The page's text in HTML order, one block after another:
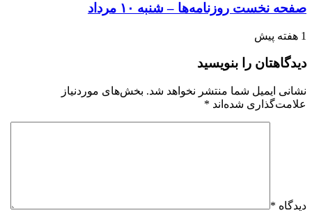
صفحه نخست روزنامه‌ها – شنبه ۱۰ مرداد
1 هفته پیش
دیدگاهتان را بنویسید
نشانی ایمیل شما منتشر نخواهد شد. بخش‌های موردنیاز
علامت‌گذاری شده‌اند *
دیدگاه *